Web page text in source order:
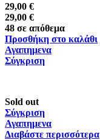
29,00 €
29,00 €
48 σε απόθεμα
Προσθήκη στο καλάθι
Αγαπημενα
Σύγκριση
Sold out
Σύγκριση
Αγαπημενα
Διαβάστε περισσότερα